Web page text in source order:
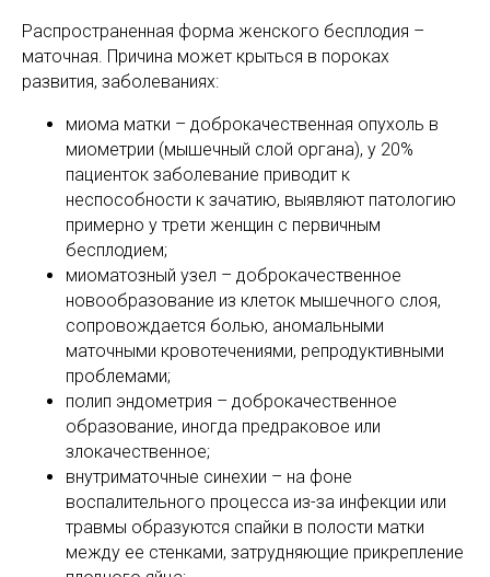
Распространенная форма женского бесплодия –
маточная. Причина может крыться в пороках
развития, заболеваниях:
миома матки – доброкачественная опухоль в
миометрии (мышечный слой органа), у 20%
пациенток заболевание приводит к
неспособности к зачатию, выявляют патологию
примерно у трети женщин с первичным
бесплодием;
миоматозный узел – доброкачественное
новообразование из клеток мышечного слоя,
сопровождается болью, аномальными
маточными кровотечениями, репродуктивными
проблемами;
полип эндометрия – доброкачественное
образование, иногда предраковое или
злокачественное;
внутриматочные синехии – на фоне
воспалительного процесса из-за инфекции или
травмы образуются спайки в полости матки
между ее стенками, затрудняющие прикрепление